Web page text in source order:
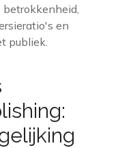
en
publiek.